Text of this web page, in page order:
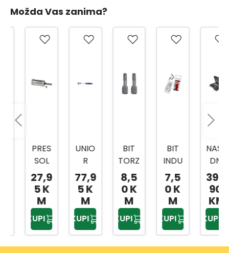
Možda Vas zanima?
PRES
SOL
PREŠ
A ZA
80ML
ČELIK
SA
27,9
5 K
UNIO
RUČI
CA/R
A 1/2
BI
1901A
BI
77,9
5 K
KUPI
TORZ
TOR
20X2
5MM
2/1
8,5
0 K
INDU
STRY
TOR
20X2
5MM
3/1
7,5
0 K
NASA
KLJU
ČEVI
1/4,3
/8,1/
216-
DJ.
399,
KM
KUPI